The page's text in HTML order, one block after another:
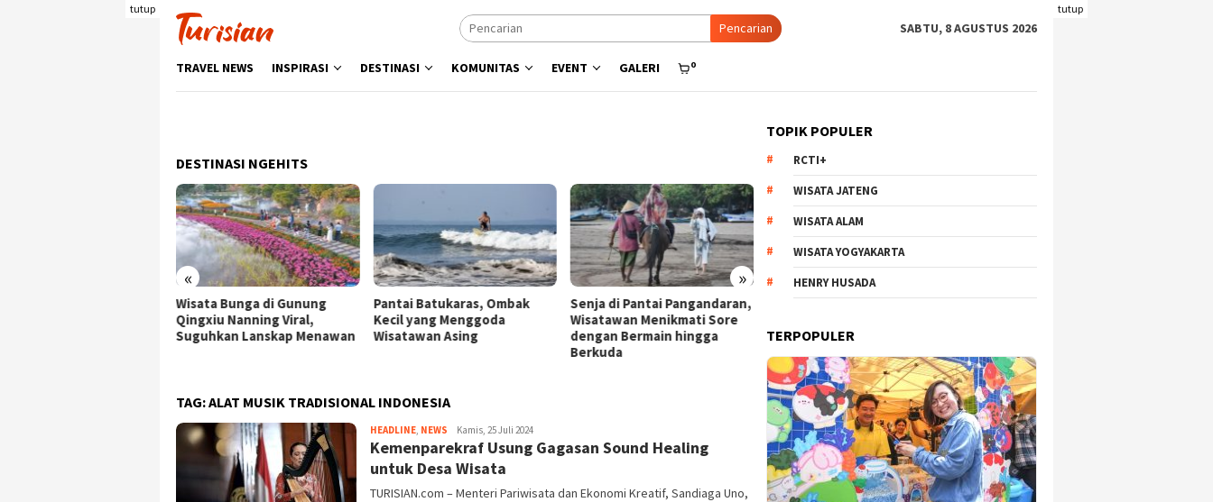
tutup tutup
Pencarian SABTU, 8 AGUSTUS 2026
TRAVEL NEWS INSPIRASI DESTINASI KOMUNITAS EVENT GALERI 0
DESTINASI NGEHITS
« »
Pantai Batukaras, Ombak
Kecil yang Menggoda
Wisatawan Asing
Senja di Pantai Pangandaran,
Wisatawan Menikmati Sore
dengan Bermain hingga
Menyisir Asa di Pantai Bulbul
Danau Toba, Potensi Wisata
Pasir Putih
Kebun Hortensia Brakseng di
Produktif ke Destinasi
Wisata Bunga di Gunung
TAG:ALAT MUSIK TRADISIONAL INDONESIA
HEADLINE, NEWS Tim
Redaksi
Kamis, 25 Juli 2024
Kemenparekraf Usung Gagasan Sound Healing
untuk Desa Wisata
TURISIAN.com – Menteri Pariwisata dan Ekonomi Kreatif, Sandiaga Uno,
TOPIK POPULER
RCTI+
WISATA JATENG
WISATA ALAM
WISATA YOGYAKARTA
HENRY HUSADA
TERPOPULER